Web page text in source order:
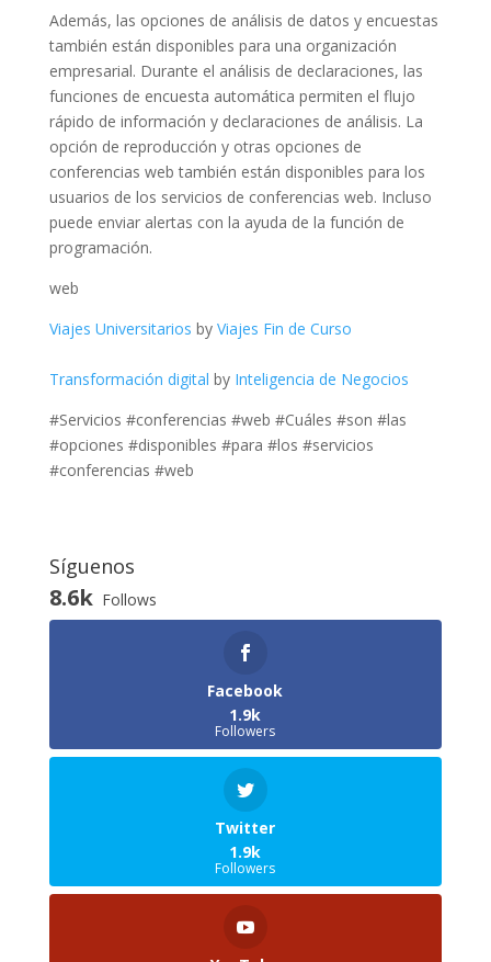
Además, las opciones de análisis de datos y encuestas
también están disponibles para una organización
empresarial. Durante el análisis de declaraciones, las
funciones de encuesta automática permiten el flujo
rápido de información y declaraciones de análisis. La
opción de reproducción y otras opciones de
conferencias web también están disponibles para los
usuarios de los servicios de conferencias web. Incluso
puede enviar alertas con la ayuda de la función de
programación.
web
Viajes Universitarios by Viajes Fin de Curso
Transformación digital by Inteligencia de Negocios
#Servicios #conferencias #web #Cuáles #son #las
#opciones #disponibles #para #los #servicios
#conferencias #web
Síguenos
8.6k Follows
Facebook
1.9k
Followers
Twitter
1.9k
Followers